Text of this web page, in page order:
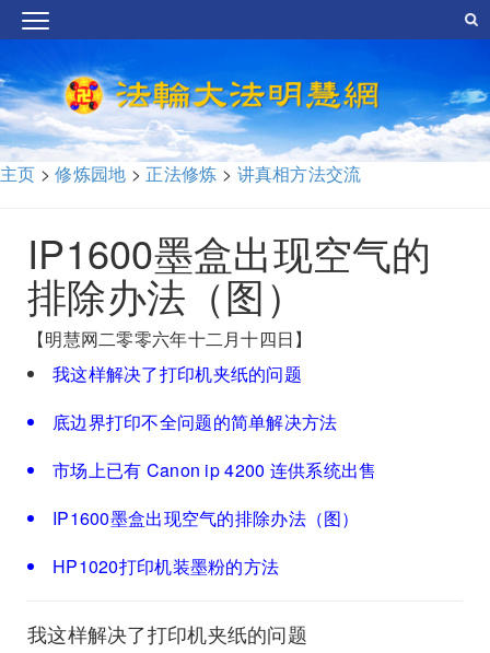
主页 >修炼园地 > 正法修炼 > 讲真相方法交流
IP1600墨盒出现空气的
排除办法（图）
【明慧网二零零六年十二月十四日】
我这样解决了打印机夹纸的问题
底边界打印不全问题的简单解决方法
市场上已有 Canon ip 4200 连供系统出售
IP1600墨盒出现空气的排除办法（图）
HP1020打印机装墨粉的方法
我这样解决了打印机夹纸的问题